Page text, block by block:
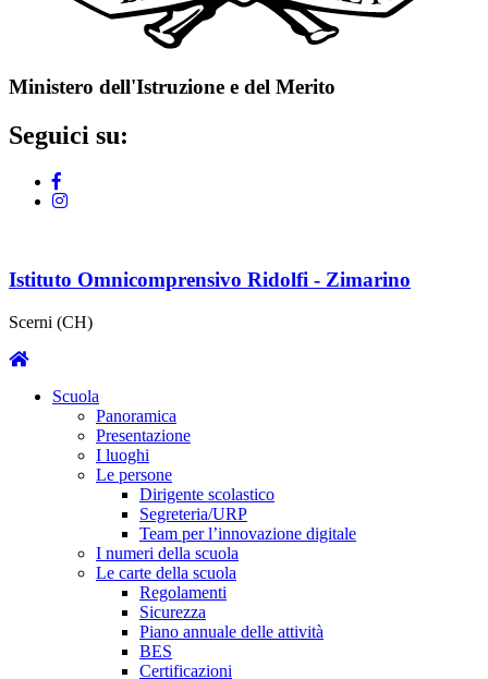
Ministero dell'Istruzione e del Merito
Seguici su:
Istituto Omnicomprensivo Ridolfi - Zimarino
Scerni (CH)
Scuola
Panoramica
Presentazione
I luoghi
Le persone
Dirigente scolastico
Segreteria/URP
Team per l’innovazione digitale
I numeri della scuola
Le carte della scuola
Regolamenti
Sicurezza
Piano annuale delle attività
BES
Certificazioni